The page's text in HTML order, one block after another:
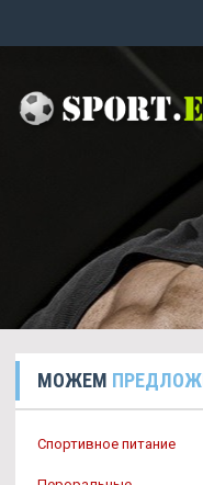
МОЖЕМ
Спортивное питание